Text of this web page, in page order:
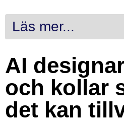
Läs mer...
AI
och kollar
det kan